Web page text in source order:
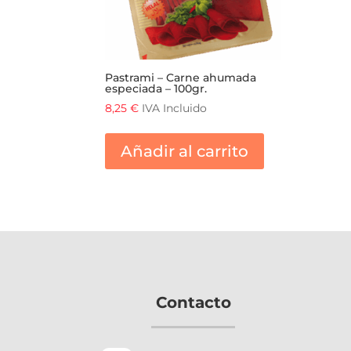
Pastrami – Carne ahumada
especiada – 100gr.
8,25€ IVA Incluido
Añadir al carrito
Contacto